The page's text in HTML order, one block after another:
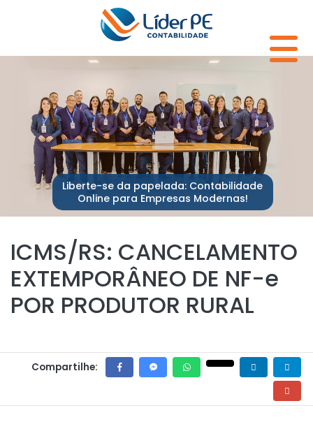
Liberte-se da papelada: Contabilidade
Online para Empresas Modernas!
ICMS/RS: CANCELAMENTO
EXTEMPORÂNEO DE NF-e
POR PRODUTOR RURAL
Compartilhe: